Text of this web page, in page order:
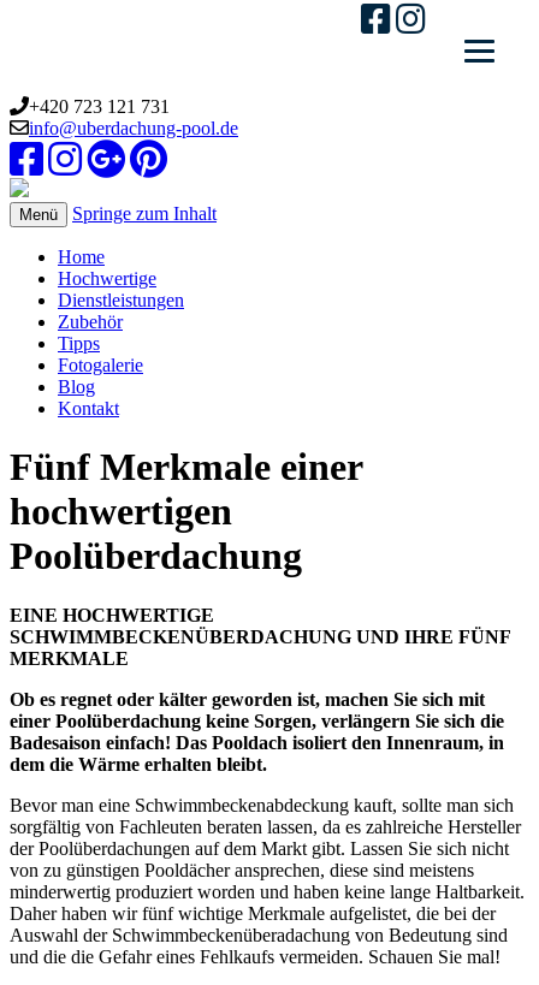
+420 723 121 731
info@uberdachung-pool.de
Menü Springe zum Inhalt
Home
Hochwertige
Dienstleistungen
Zubehör
Tipps
Fotogalerie
Blog
Kontakt
Fünf Merkmale einer
hochwertigen
Poolüberdachung
EINE HOCHWERTIGE
SCHWIMMBECKENÜBERDACHUNG UND IHRE FÜNF
MERKMALE
Ob es regnet oder kälter geworden ist, machen Sie sich mit
einer Poolüberdachung keine Sorgen, verlängern Sie sich die
Badesaison einfach! Das Pooldach isoliert den Innenraum, in
dem die Wärme erhalten bleibt.
Bevor man eine Schwimmbeckenabdeckung kauft, sollte man sich
sorgfältig von Fachleuten beraten lassen, da es zahlreiche Hersteller
der Poolüberdachungen auf dem Markt gibt. Lassen Sie sich nicht
von zu günstigen Pooldächeransprechen, diese sind meistens
minderwertig produziert worden und haben keine lange Haltbarkeit.
Daher haben wir fünf wichtige Merkmale aufgelistet, die bei der
Auswahl der Schwimmbeckenüberadachung von Bedeutung sind
und die die Gefahr eines Fehlkaufs vermeiden. Schauen Sie mal!